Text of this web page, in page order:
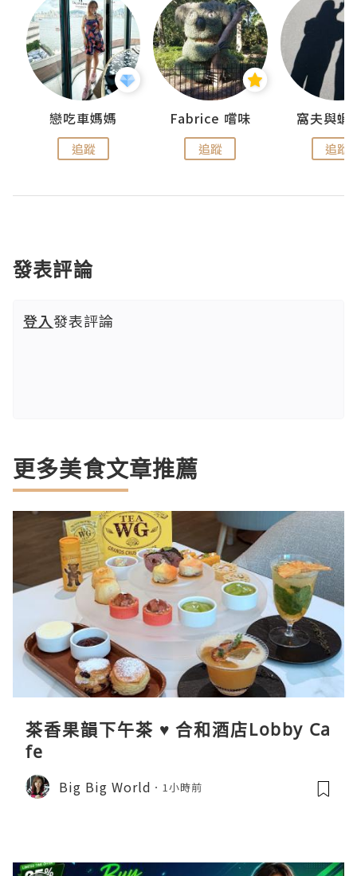
戀吃車媽媽
追蹤
Fabrice 嚐味
追蹤
窩夫與蝦
追蹤
發表評論
登入發表評論
更多美食文章推薦
茶香果韻下午茶 ♥ 合和酒店Lobby Ca
fe
Big Big World 1小時前